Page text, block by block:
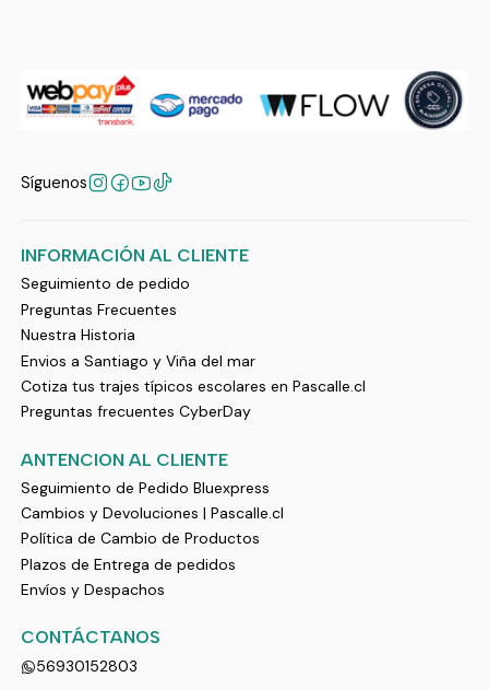
Síguenos
INFORMACIÓN AL CLIENTE
Seguimiento de pedido
Preguntas Frecuentes
Nuestra Historia
Envios a Santiago y Viña del mar
Cotiza tus trajes típicos escolares en Pascalle.cl
Preguntas frecuentes CyberDay
ANTENCION AL CLIENTE
Seguimiento de Pedido Bluexpress
Cambios y Devoluciones | Pascalle.cl
Política de Cambio de Productos
Plazos de Entrega de pedidos
Envíos y Despachos
CONTÁCTANOS
56930152803